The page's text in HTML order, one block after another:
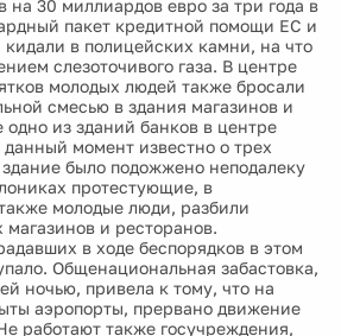
на 30 миллиардов евро за три года в
пакет кредитной помощи ЕС и
в полицейских камни, на что
слезоточивого газа. В центре
молодых людей также бросали
смесью в здания магазинов и
одно из зданий банков в центре
момент известно о трех
было подожжено неподалеку
протестующие, в
молодые люди, разбили
и ресторанов.
в ходе беспорядков в этом
Общенациональная забастовка,
ночью, привела к тому, что на
аэропорты, прервано движение
работают также госучреждения,